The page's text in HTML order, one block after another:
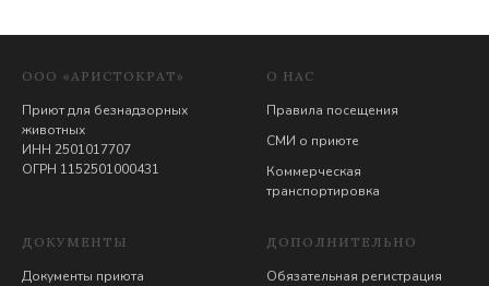
ООО «АРИСТОКРАТ»
Приют для безнадзорных
животных
ИНН 2501017707
ОГРН 1152501000431
О НАС
Правила посещения
СМИ о приюте
Коммерческая
транспортировка
ДОКУМЕНТЫ
Документы приюта
ДОПОЛНИТЕЛЬНО
Обязательная регистрация